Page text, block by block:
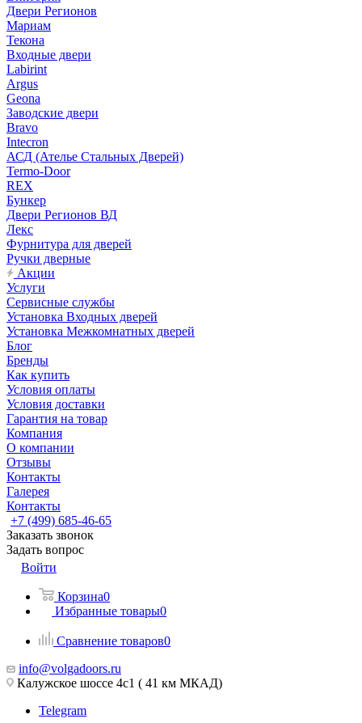
Двери Регионов
Мариам
Текона
Входные двери
Labirint
Argus
Geona
Заводские двери
Bravo
Intecron
АСД (Ателье Стальных Дверей)
Termo-Door
REX
Бункер
Двери Регионов ВД
Лекс
Фурнитура для дверей
Ручки дверные
Акции
Услуги
Сервисные службы
Установка Входных дверей
Установка Межкомнатных дверей
Блог
Бренды
Как купить
Условия оплаты
Условия доставки
Гарантия на товар
Компания
О компании
Отзывы
Контакты
Галерея
Контакты
+7 (499) 685-46-65
Заказать звонок
Задать вопрос
Войти
Корзина0
Избранные товары0
Сравнение товаров0
info@volgadoors.ru
Калужское шоссе 4с1 ( 41 км МКАД)
Telegram